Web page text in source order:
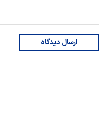
ارسال دیدگاه